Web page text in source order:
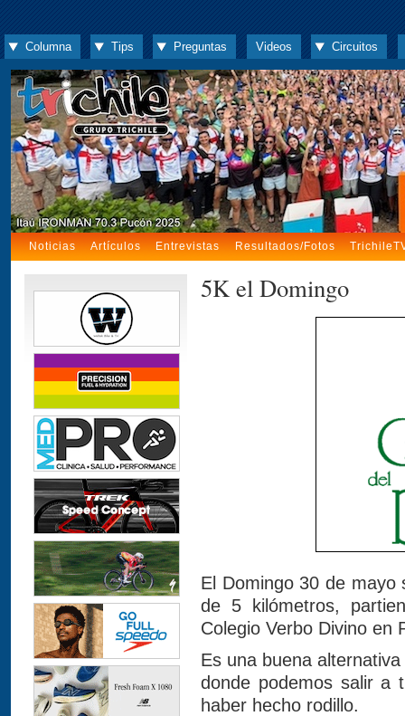
Columna Tips Preguntas Videos Circuitos
Noticias Artículos Entrevistas Resultados/Fotos
5K el Domingo
El Domingo 30 de
de 5 kilómetros,
Colegio Verbo Divino en
Es una buena
donde podemos salir a
haber hecho rodillo.